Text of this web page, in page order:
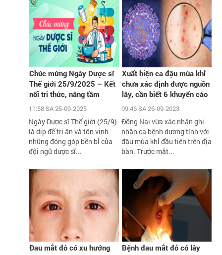
Chúc mừng Ngày Dược sĩ
Thế giới 25/9/2025 – Kết
nối tri thức, nâng tầm
chăm sóc sức khỏe cộng
11:58 SA 25-09-2025
Ngày Dược sĩ Thế giới (25/9)
là dịp để tri ân và tôn vinh
những đóng góp bền bỉ của
đội ngũ dược sĩ...
Xuất hiện ca đậu mùa khỉ
chưa xác định được nguồn
lây, cần biết 6 khuyến cáo
phòng chống dịch của Bộ Y
09:46 SA 26-09-2023
Đồng Nai vừa xác nhận ghi
nhận ca bệnh dương tính với
đậu mùa khỉ đầu tiên trên địa
bàn. Trước mắt...
Đau mắt đỏ có xu hướng
Bệnh đau mắt đỏ có lây